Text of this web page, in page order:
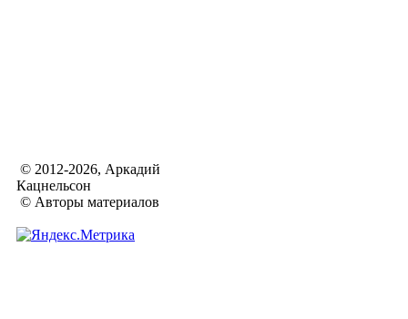
© 2012-2026, Аркадий
Кацнельсон
© Авторы материалов